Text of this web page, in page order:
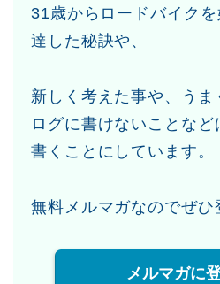
31歳からロードバイク
達した秘訣や、
新しく考えた事や、う
ログに書けないことな
書くことにしています。
無料メルマガなのでぜひ
メルマガに